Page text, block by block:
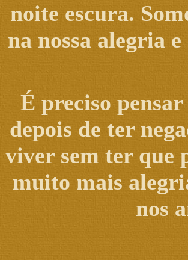
noite escura.
na nossa alegria
É preciso
depois de ter
viver sem ter que
muito mais
nos